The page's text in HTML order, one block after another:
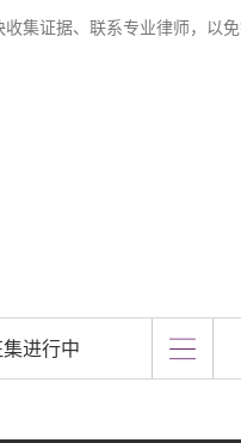
集证据、联系专业律师，
进行中